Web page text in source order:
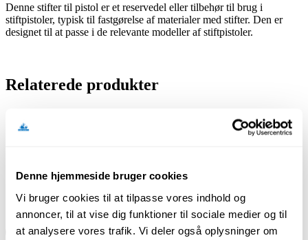
Denne hjemmeside bruger cookies
Vi bruger cookies til at tilpasse vores indhold og
annoncer, til at vise dig funktioner til sociale medier og til
at analysere vores trafik. Vi deler også oplysninger om
Denne stifter til pistol er et reservedel eller tilbehør til brug i
stiftpistoler, typisk til fastgørelse af materialer med stifter. Den er
designet til at passe i de relevante modeller af stiftpistoler.
Relaterede produkter
ME-30 Reservedele
Klamme L08BAB
ME-30 Stiftpistol sæt i kuffert